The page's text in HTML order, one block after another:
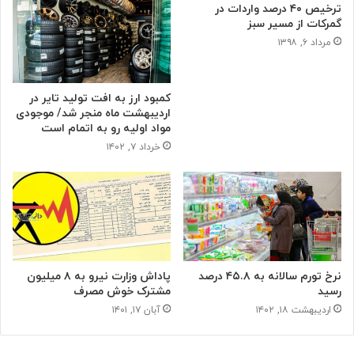
ترخیص ۴۰ درصد واردات در
گمرکات از مسیر سبز
مرداد ۶, ۱۳۹۸
کمبود ارز به افت تولید تایر در
اردیبهشت ماه منجر شد/ موجودی
مواد اولیه رو به اتمام است
خرداد ۷, ۱۴۰۲
نرخ تورم سالانه به ۴۵.۸ درصد
رسید
اردیبهشت ۱۸, ۱۴۰۲
پاداش وزارت نیرو به ۸ میلیون
مشترک خوش مصرف
آبان ۱۷, ۱۴۰۱